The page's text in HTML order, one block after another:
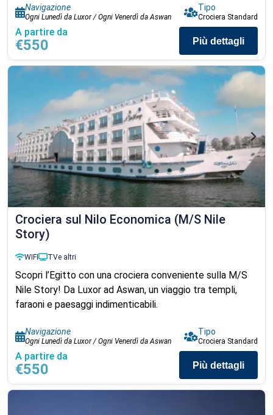
Navigazione
Ogni Lunedì da Luxor / Ogni Venerdì da Aswan
Tipo
Crociera Standard
A partire da
€550 Più dettagli
Crociera sul Nilo Economica (M/S Nile
Story)
WIFI TVe altri
Scopri l’Egitto con una crociera conveniente sulla M/S
Nile Story! Da Luxor ad Aswan, un viaggio tra templi,
faraoni e paesaggi indimenticabili.
Navigazione
Ogni Lunedì da Luxor / Ogni Venerdì da Aswan
Tipo
Crociera Standard
A partire da
€550 Più dettagli